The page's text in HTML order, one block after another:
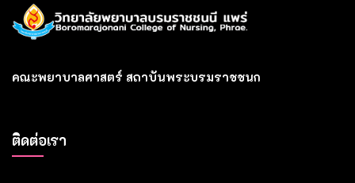
คณะพยาบาลศาสตร์ สถาบันพระบรมราชชนก
ติดต่อเรา